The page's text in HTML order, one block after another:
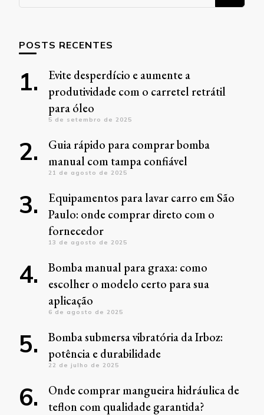
POSTS RECENTES
Evite desperdício e aumente a
produtividade com o carretel retrátil
para óleo
5 de setembro de 2025
Guia rápido para comprar bomba
manual com tampa confiável
21 de agosto de 2025
Equipamentos para lavar carro em São
Paulo: onde comprar direto com o
fornecedor
13 de agosto de 2025
Bomba manual para graxa: como
escolher o modelo certo para sua
aplicação
6 de agosto de 2025
Bomba submersa vibratória da Irboz:
potência e durabilidade
22 de julho de 2025
Onde comprar mangueira hidráulica de
teflon com qualidade garantida?